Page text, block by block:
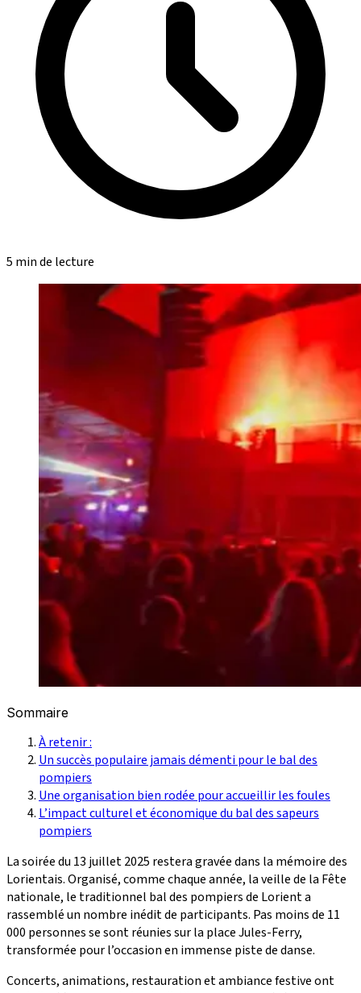
5 min de lecture
Sommaire
À retenir :
Un succès populaire jamais démenti pour le bal des
pompiers
Une organisation bien rodée pour accueillir les foules
L’impact culturel et économique du bal des sapeurs
pompiers
La soirée du 13 juillet 2025 restera gravée dans la mémoire des
Lorientais. Organisé, comme chaque année, la veille de la Fête
nationale, le traditionnel bal des pompiers de Lorient a
rassemblé un nombre inédit de participants. Pas moins de 11
000 personnes se sont réunies sur la place Jules-Ferry,
transformée pour l’occasion en immense piste de danse.
Concerts, animations, restauration et ambiance festive ont